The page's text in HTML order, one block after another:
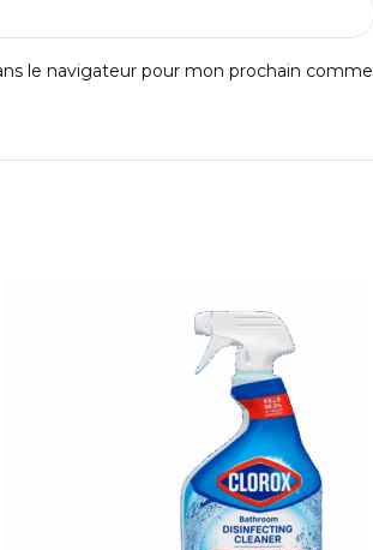
le navigateur pour mon prochain